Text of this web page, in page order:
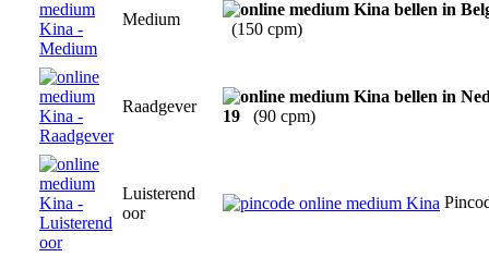
Medium
(150 cpm)
Raadgever
19 (90 cpm)
Luisterend
oor